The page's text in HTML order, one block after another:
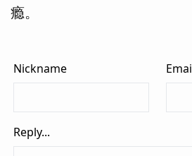
瘾。